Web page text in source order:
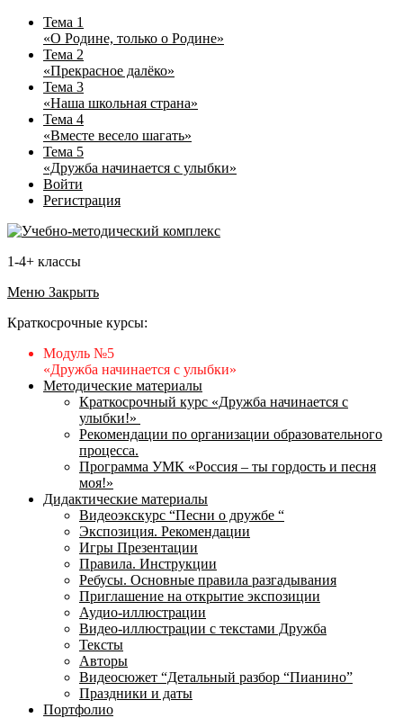
Тема 1
«О Родине, только о Родине»
Тема 2
«Прекрасное далёко»
Тема 3
«Наша школьная страна»
Тема 4
«Вместе весело шагать»
Тема 5
«Дружба начинается с улыбки»
Войти
Регистрация
1-4+ классы
Меню Закрыть
Краткосрочные курсы:
Модуль №5
«Дружба начинается с улыбки»
Методические материалы
Краткосрочный курс «Дружба начинается с
улыбки!»
Рекомендации по организации образовательного
процесса.
Программа УМК «Россия – ты гордость и песня
моя!»
Дидактические материалы
Видеоэкскурс “Песни о дружбе “
Экспозиция. Рекомендации
Игры Презентации
Правила. Инструкции
Ребусы. Основные правила разгадывания
Приглашение на открытие экспозиции
Аудио-иллюстрации
Видео-иллюстрации с текстами Дружба
Тексты
Авторы
Видеосюжет “Детальный разбор “Пианино”
Праздники и даты
Портфолио